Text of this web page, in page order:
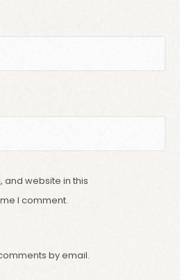
and website in this
I comment.
by email.